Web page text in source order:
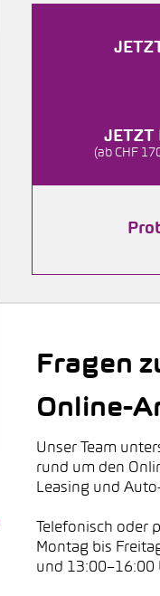
JETZT
(ab CHF
Fragen
Online-
Unser Team
rund um den
Leasing und
Telefonisch oder
Montag bis
und 13:00–16:00